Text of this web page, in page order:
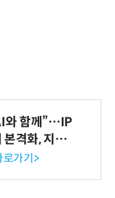
와 함께”…IP
격화, 지식
데이터분석
로가기>